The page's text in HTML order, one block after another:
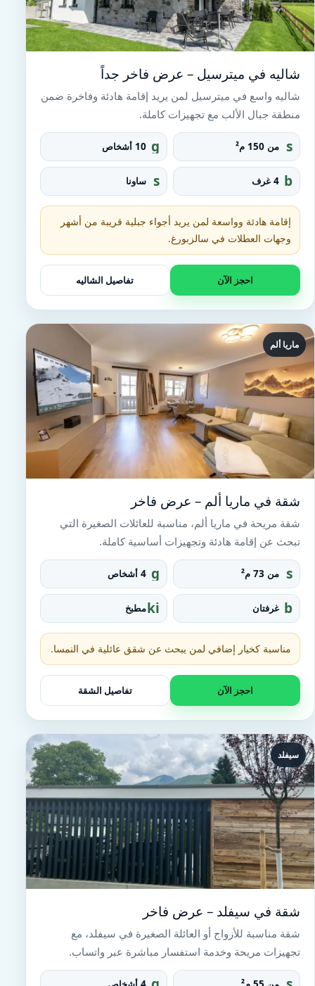
شاليه في ميترسيل – عرض فاخر جداً
شاليه واسع في ميترسيل لمن يريد إقامة هادئة وفاخرة ضمن
منطقة جبال الألب مع تجهيزات كاملة.
s
q
u
a
r
e_
fo
o
t
من 150 م² g
r
o
u
p
10 أشخاص
b
e
d
4 غرف s
a
u
n
ساونا
إقامة هادئة وواسعة لمن يريد أجواء جبلية قريبة من أشهر
وجهات العطلات في سالزبورغ.
احجز الآن تفاصيل الشاليه
ماريا ألم
شقة في ماريا ألم – عرض فاخر
شقة مريحة في ماريا ألم، مناسبة للعائلات الصغيرة التي
تبحث عن إقامة هادئة وتجهيزات أساسية كاملة.
s
q
u
a
r
e_
fo
o
t
من 73 م² g
r
o
u
p
4 أشخاص
b
e
d
غرفتان ki
tc
h
e
n
مطبخ
مناسبة كخيار إضافي لمن يبحث عن شقق عائلية في النمسا.
احجز الآن تفاصيل الشقة
سيفلد
شقة في سيفلد – عرض فاخر
شقة مناسبة للأزواج أو العائلة الصغيرة في سيفلد، مع
تجهيزات مريحة وخدمة استفسار مباشرة عبر واتساب.